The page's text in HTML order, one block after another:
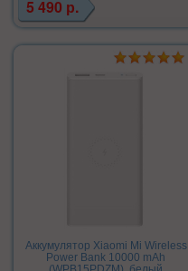
5 490 р.
Аккумулятор Xiaomi Mi Wireless
Power Bank 10000 mAh